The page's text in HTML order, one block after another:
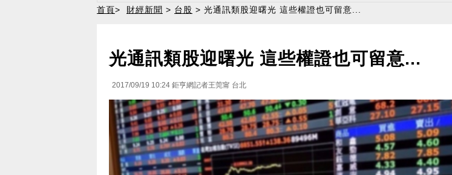
首頁> 財經新聞 > 台股 > 光通訊類股迎曙光 這些權證也可留意...
光通訊類股迎曙光 這些權證也可留意...
2017/09/19 10:24 鉅亨網記者王莞甯 台北